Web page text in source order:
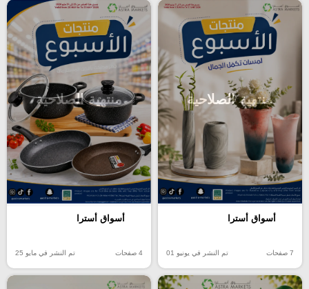
منتهية الصلاحية
أسواق أسترا
7 صفحات تم النشر في يونيو 01
منتهية الصلاحية
أسواق أسترا
4 صفحات تم النشر في مايو 25